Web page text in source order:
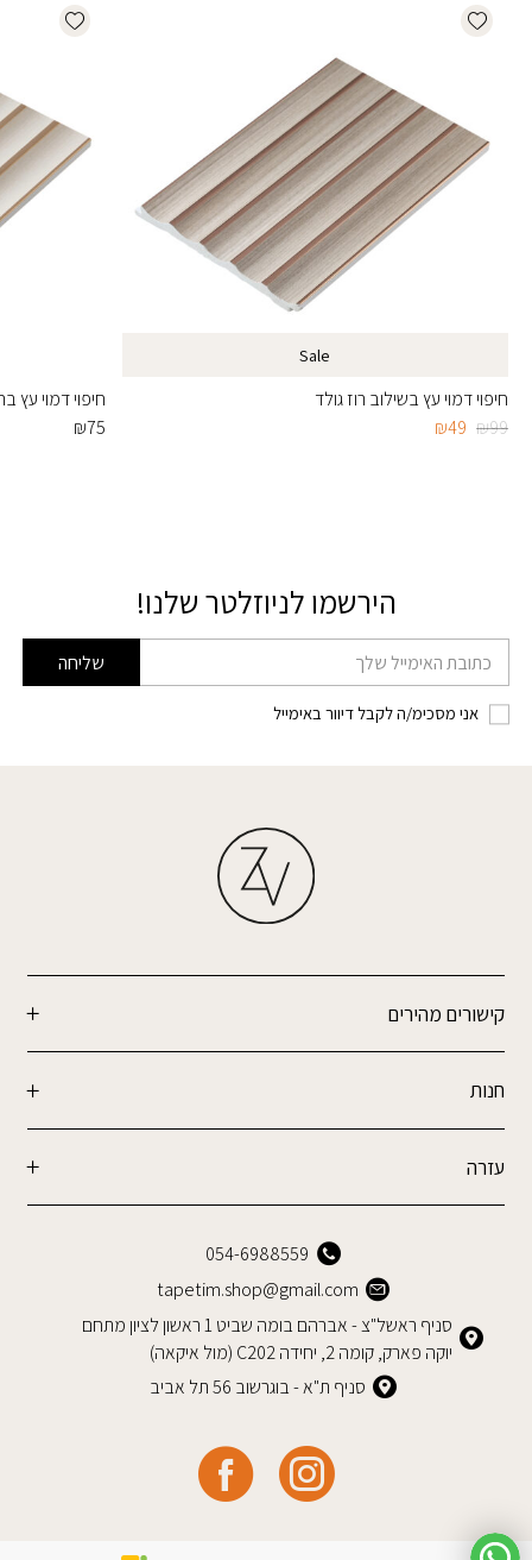
Add wishlist
Sale
חיפוי דמוי עץ בשילוב רוז גולד
₪99
המחיר
₪49 המחיר
wishlist
חיפוי דמוי עץ
₪75
הירשמו לניוזלטר שלנו!
דוא׳׳ל שליחה
אני מסכימ/ה לקבל דיוור באימייל
קישורים מהירים
חנות
עזרה
054-6988559
tapetim.shop@gmail.com
סניף ראשל"צ - אברהם בומה שביט 1 ראשון לציון מתחם
יוקה פארק, קומה 2, יחידה C202 (מול איקאה)
סניף ת"א - בוגרשוב 56 תל אביב